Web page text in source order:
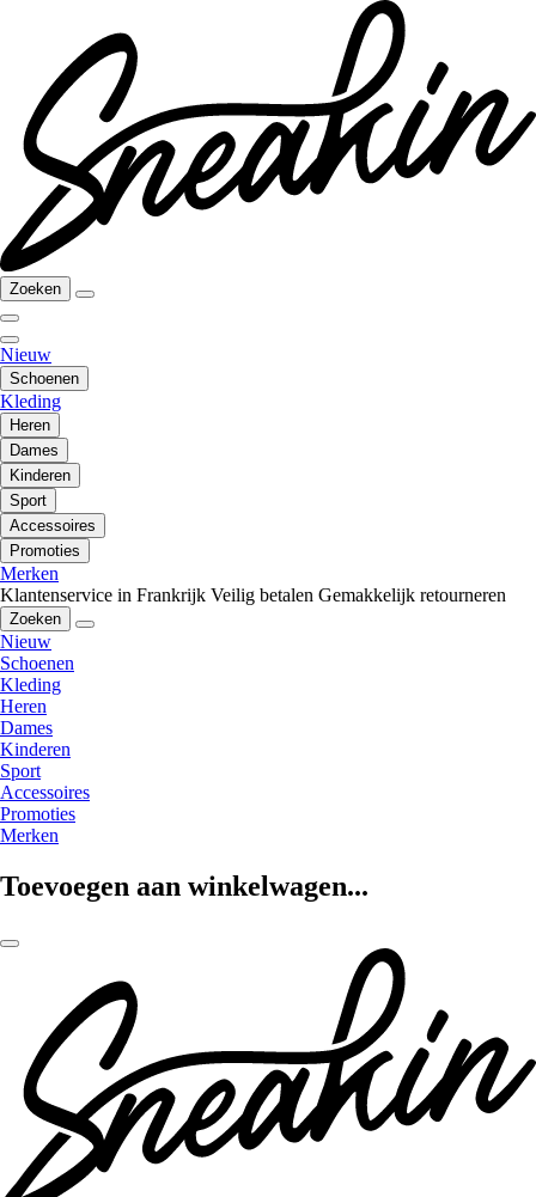
Zoeken
Nieuw
Schoenen
Kleding
Heren
Dames
Kinderen
Sport
Accessoires
Promoties
Merken
Klantenservice in Frankrijk Veilig betalen Gemakkelijk retourneren
Zoeken
Nieuw
Schoenen
Kleding
Heren
Dames
Kinderen
Sport
Accessoires
Promoties
Merken
Toevoegen aan winkelwagen...